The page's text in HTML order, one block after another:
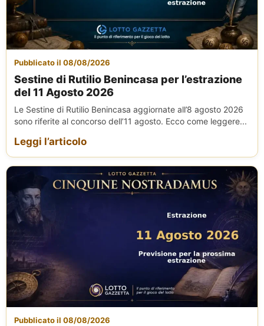
Pubblicato il 08/08/2026
Sestine di Rutilio Benincasa per l’estrazione
del 11 Agosto 2026
Le Sestine di Rutilio Benincasa aggiornate all’8 agosto 2026
sono riferite al concorso dell’11 agosto. Ecco come leggere...
Leggi l’articolo
Pubblicato il 08/08/2026